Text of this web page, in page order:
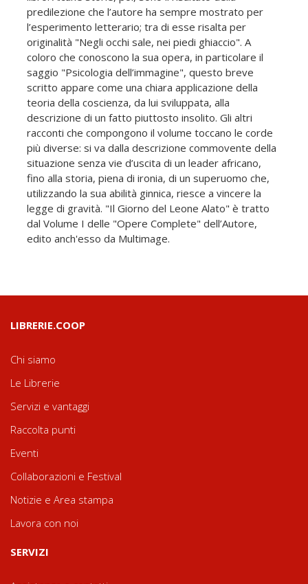
predilezione che l’autore ha sempre mostrato per
l’esperimento letterario; tra di esse risalta per
originalità "Negli occhi sale, nei piedi ghiaccio". A
coloro che conoscono la sua opera, in particolare il
saggio "Psicologia dell’immagine", questo breve
scritto appare come una chiara applicazione della
teoria della coscienza, da lui sviluppata, alla
descrizione di un fatto piuttosto insolito. Gli altri
racconti che compongono il volume toccano le corde
più diverse: si va dalla descrizione commovente della
situazione senza vie d’uscita di un leader africano,
fino alla storia, piena di ironia, di un superuomo che,
utilizzando la sua abilità ginnica, riesce a vincere la
legge di gravità. "Il Giorno del Leone Alato" è tratto
dal Volume I delle "Opere Complete" dell’Autore,
edito anch'esso da Multimage.
LIBRERIE.COOP
Chi siamo
Le Librerie
Servizi e vantaggi
Raccolta punti
Eventi
Collaborazioni e Festival
Notizie e Area stampa
Lavora con noi
SERVIZI